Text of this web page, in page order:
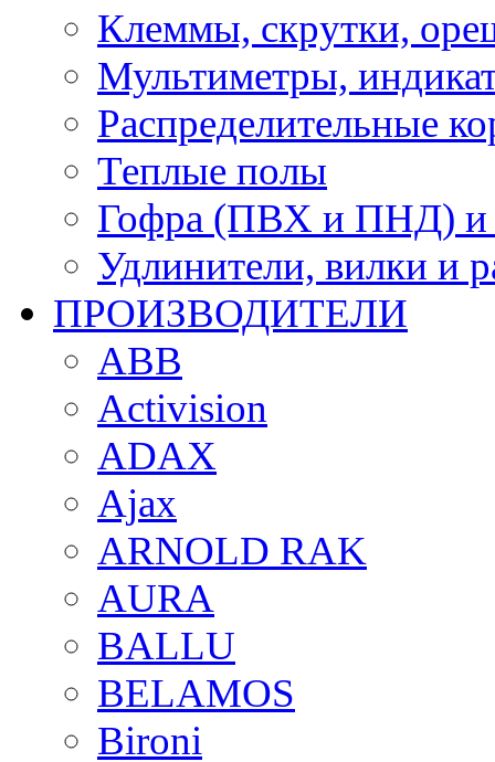
Клеммы, скрутки,
Мультиметры,
Распределительные
Теплые полы
Гофра (ПВХ и ПНД) и
Удлинители, вилки и
ПРОИЗВОДИТЕЛИ
ABB
Activision
ADAX
Ajax
ARNOLD RAK
AURA
BALLU
BELAMOS
Bironi